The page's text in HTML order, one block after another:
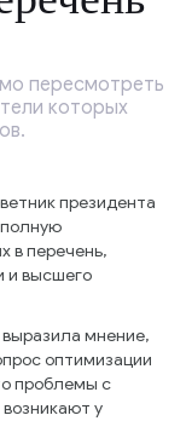
пересмотреть
которых
президента
в перечень,
и высшего
мнение,
оптимизации
проблемы с
у